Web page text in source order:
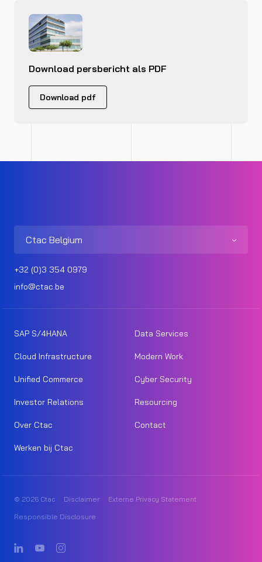
Download persbericht als PDF
Download pdf
Ctac Belgium
+32 (0)3 354 0979
info@ctac.be
SAP S/4HANA Data Services
Cloud Infrastructure Modern Work
Unified Commerce Cyber Security
Investor Relations Resourcing
Over Ctac Contact
Werken bij Ctac
© 2026 Ctac Disclaimer
Externe Privacy Statement
Responsible Disclosure